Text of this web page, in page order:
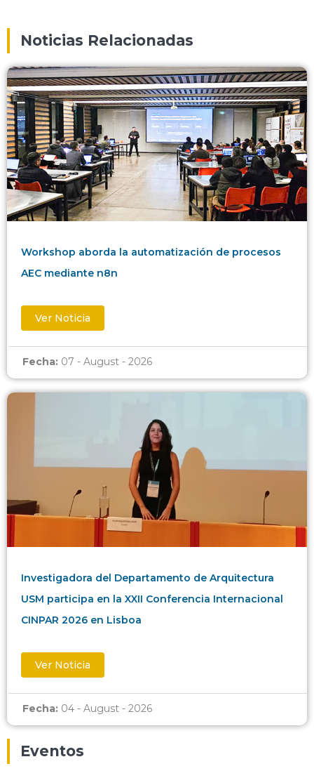
Noticias Relacionadas
Workshop aborda la automatización de procesos
AEC mediante n8n
Ver Noticia
Fecha: 07 - August - 2026
Investigadora del Departamento de Arquitectura
USM participa en la XXII Conferencia Internacional
CINPAR 2026 en Lisboa
Ver Noticia
Fecha: 04 - August - 2026
Eventos